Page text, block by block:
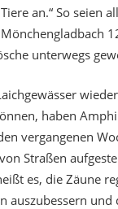
an.“ So seien
unterwegs
haben
vergangenen
Straßen
es, die Zäune
auszubessern und